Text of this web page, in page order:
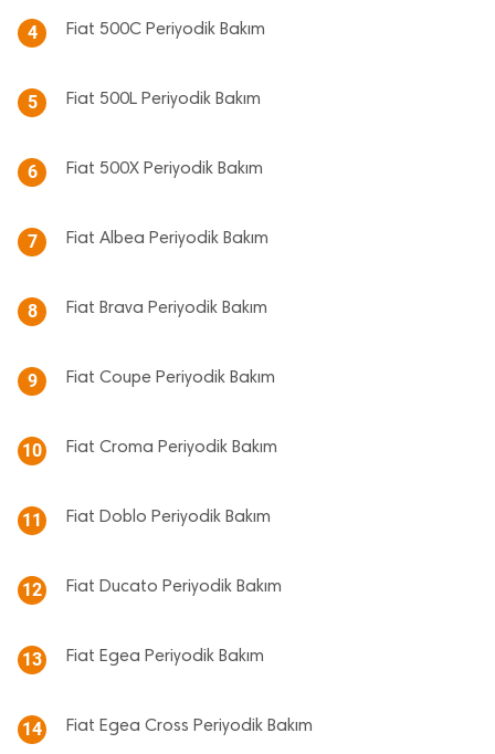
4 Fiat 500C Periyodik Bakım
5 Fiat 500L Periyodik Bakım
6 Fiat 500X Periyodik Bakım
7 Fiat Albea Periyodik Bakım
8 Fiat Brava Periyodik Bakım
9 Fiat Coupe Periyodik Bakım
10 Fiat Croma Periyodik Bakım
11 Fiat Doblo Periyodik Bakım
12 Fiat Ducato Periyodik Bakım
13 Fiat Egea Periyodik Bakım
14 Fiat Egea Cross Periyodik Bakım